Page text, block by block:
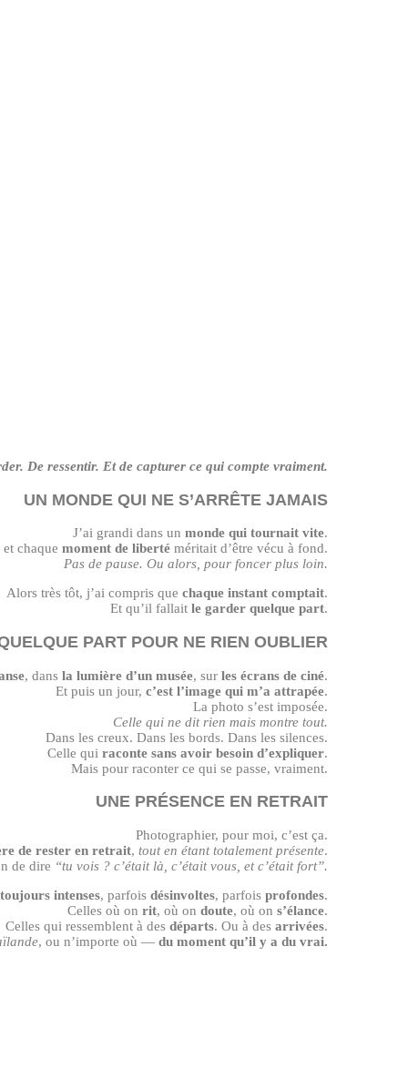
De ressentir. Et de capturer ce qui compte vraiment.
UN MONDE QUI NE S’ARRÊTE JAMAIS
J’ai grandi dans un monde qui tournait vite.
et chaque moment de liberté méritait d’être vécu à fond.
Pas de pause. Ou alors, pour foncer plus loin.
Alors très tôt, j’ai compris que chaque instant comptait.
Et qu’il fallait le garder quelque part.
PART POUR NE RIEN OUBLIER
, dans la lumière d’un musée, sur les écrans de ciné.
Et puis un jour, c’est l’image qui m’a attrapée.
La photo s’est imposée.
Celle qui ne dit rien mais montre tout.
Dans les creux. Dans les bords. Dans les silences.
Celle qui raconte sans avoir besoin d’expliquer.
Mais pour raconter ce qui se passe, vraiment.
UNE PRÉSENCE EN RETRAIT
Photographier, pour moi, c’est ça.
de rester en retrait, tout en étant totalement présente.
de dire “tu vois ? c’était là, c’était vous, et c’était fort”.
intenses, parfois désinvoltes, parfois profondes.
Celles où on rit, où on doute, où on s’élance.
Celles qui ressemblent à des départs. Ou à des arrivées.
, ou n’importe où — du moment qu’il y a du vrai.